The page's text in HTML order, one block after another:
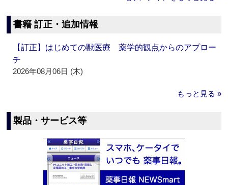
書籍 訂正・追加情報
【訂正】はじめての獣医療 薬学的観点からのアプロー
チ
2026年08月06日 (木)
もっと見る »
製品・サービス等